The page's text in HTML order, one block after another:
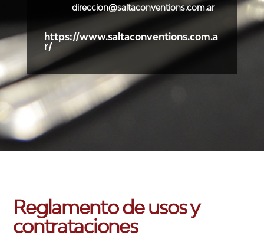
direccion@saltaconventions.com.ar
https://www.saltaconventions.com.a
r/
Reglamento de usos y
contrataciones